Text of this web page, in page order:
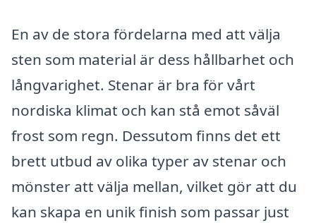
En av de stora fördelarna med att välja
sten som material är dess hållbarhet och
långvarighet. Stenar är bra för vårt
nordiska klimat och kan stå emot såväl
frost som regn. Dessutom finns det ett
brett utbud av olika typer av stenar och
mönster att välja mellan, vilket gör att du
kan skapa en unik finish som passar just